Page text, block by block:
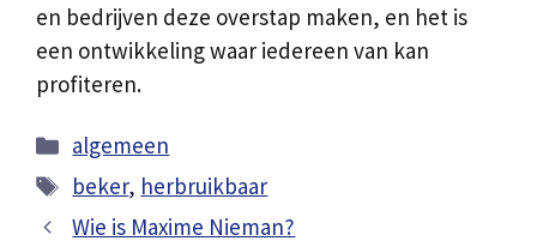
en bedrijven deze overstap maken, en het is
een ontwikkeling waar iedereen van kan
profiteren.
Categorieën
algemeen
Tags
beker, herbruikbaar
Wie is Maxime Nieman?